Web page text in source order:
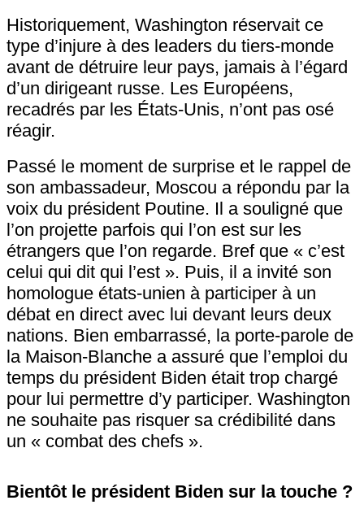
Historiquement, Washington réservait ce
type d’injure à des leaders du tiers-monde
avant de détruire leur pays, jamais à l’égard
d’un dirigeant russe. Les Européens,
recadrés par les États-Unis, n’ont pas osé
réagir.
Passé le moment de surprise et le rappel de
son ambassadeur, Moscou a répondu par la
voix du président Poutine. Il a souligné que
l’on projette parfois qui l’on est sur les
étrangers que l’on regarde. Bref que « c’est
celui qui dit qui l’est ». Puis, il a invité son
homologue états-unien à participer à un
débat en direct avec lui devant leurs deux
nations. Bien embarrassé, la porte-parole de
la Maison-Blanche a assuré que l’emploi du
temps du président Biden était trop chargé
pour lui permettre d’y participer. Washington
ne souhaite pas risquer sa crédibilité dans
un « combat des chefs ».
Bientôt le président Biden sur la touche ?